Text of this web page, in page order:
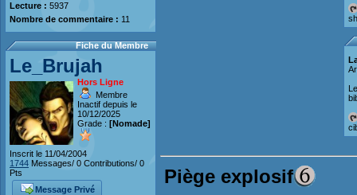
Lecture : 5937
Nombre de commentaire : 11
Fiche du Membre
Le_Brujah
Hors Ligne
Membre
Inactif depuis le
10/12/2025
Grade : [Nomade]
Inscrit le 11/04/2004
1744 Messages/ 0 Contributions/ 0
Pts
Message Privé
Piège explosif